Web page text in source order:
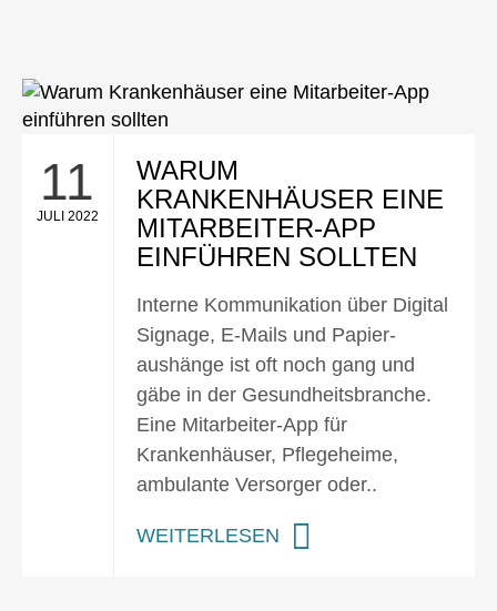
11
JULI 2022
WARUM
KRANKENHÄUSER EINE
MITARBEITER-APP
EINFÜHREN SOLLTEN
Interne Kommunikation über Digital
Signage, E-Mails und Papier­
aushänge ist oft noch gang und
gäbe in der Gesund­heits­branche.
Eine Mitarbeiter-App für
Krankenhäuser, Pflege­heime,
ambulante Versorger oder..
WEITERLESEN